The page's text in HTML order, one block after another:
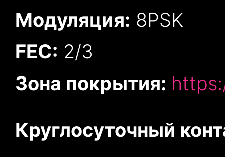
Модуляция: 8PSK
FEC: 2/3
Зона покрытия:
Круглосуточный